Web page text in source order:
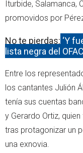
Iturbide, Salamanca,
promovidos por
No te pierdas: ‘Y
lista negra del OFAC
Entre los
los cantantes Julión
tenía sus cuentas
y Gerardo Ortiz,
tras protagonizar un
una exnovia.